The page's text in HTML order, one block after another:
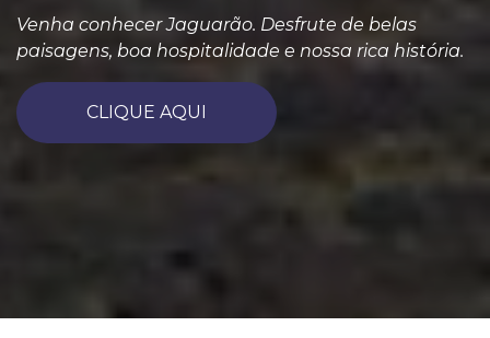
Venha conhecer Jaguarão. Desfrute de belas
paisagens, boa hospitalidade e nossa rica história.
CLIQUE AQUI